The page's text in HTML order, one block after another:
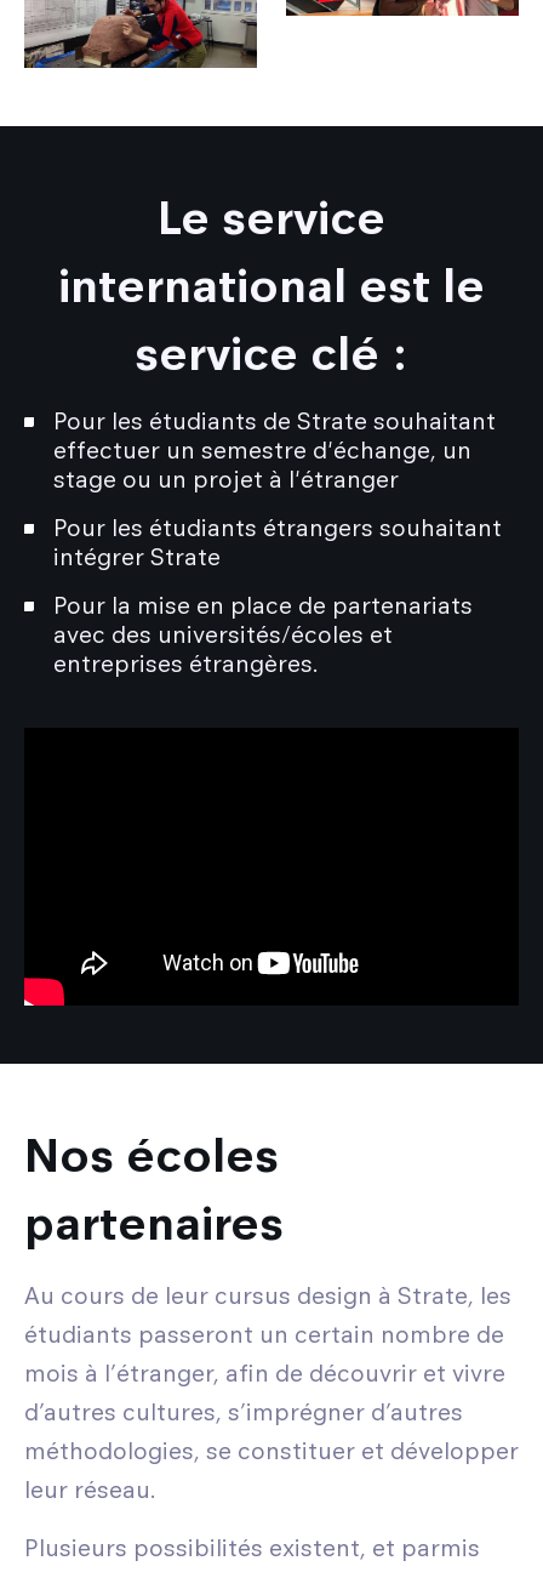
Le service
international est le
service clé :
Pour les étudiants de Strate souhaitant
effectuer un semestre d'échange, un
stage ou un projet à l'étranger
Pour les étudiants étrangers souhaitant
intégrer Strate
Pour la mise en place de partenariats
avec des universités/écoles et
entreprises étrangères.
Nos écoles
partenaires
Au cours de leur cursus design à Strate, les
étudiants passeront un certain nombre de
mois à l’étranger, afin de découvrir et vivre
d’autres cultures, s’imprégner d’autres
méthodologies, se constituer et développer
leur réseau.
Plusieurs possibilités existent, et parmis